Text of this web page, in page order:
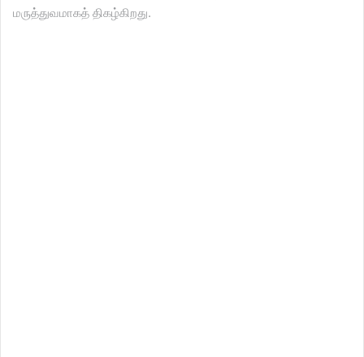
மருத்துவமாகத் திகழ்கிறது.